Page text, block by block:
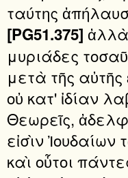
ταύτης
[PG51.375]
μυριάδες
μετὰ τῆς
οὐ κατ' ἰδίαν
Θεωρεῖς,
εἰσὶν
καὶ οὗτοι